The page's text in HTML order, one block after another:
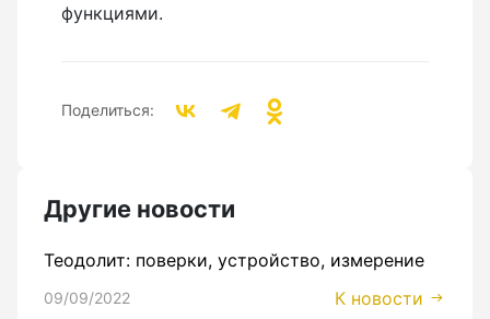
функциями.
Поделиться:
Другие новости
Теодолит: поверки, устройство, измерение
09/09/2022 К новости